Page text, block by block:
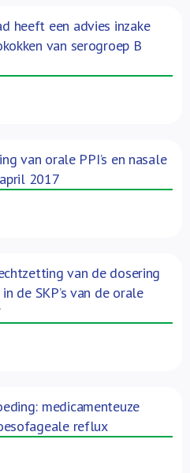
heeft een advies inzake
van serogroep B
van orale PPI’s en nasale
2017
van de dosering
de SKP’s van de orale
medicamenteuze
reflux